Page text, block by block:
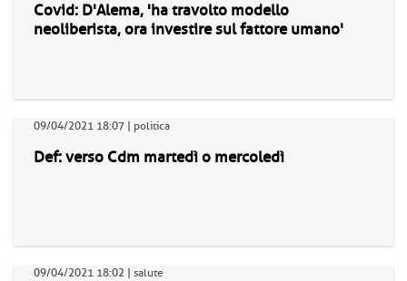
Covid: D'Alema, 'ha travolto modello
neoliberista, ora investire sul fattore umano'
09/04/2021 18:07 | politica
Def: verso Cdm martedì o mercoledì
09/04/2021 18:02 | salute